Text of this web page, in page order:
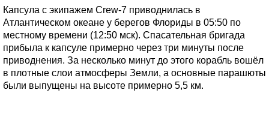
Капсула с экипажем Crew-7 приводнилась в
Атлантическом океане у берегов Флориды в 05:50 по
местному времени (12:50 мск). Спасательная бригада
прибыла к капсуле примерно через три минуты после
приводнения. За несколько минут до этого корабль вошёл
в плотные слои атмосферы Земли, а основные парашюты
были выпущены на высоте примерно 5,5 км.